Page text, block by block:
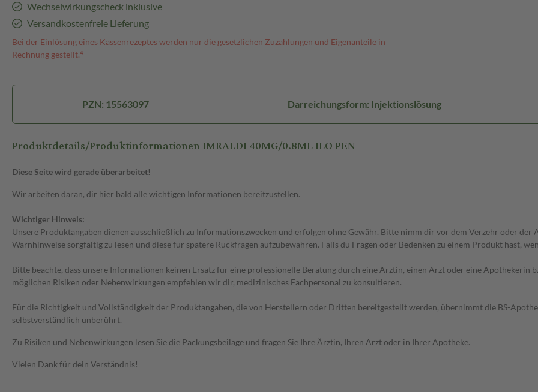
Wechselwirkungscheck inklusive
Versandkostenfreie Lieferung
Bei der Einlösung eines Kassenrezeptes werden nur die gesetzlichen Zuzahlungen und Eigenanteile in
Rechnung gestellt.⁴
PZN: 15563097 Darreichungsform: Injektionslösung
Produktdetails/Produktinformationen IMRALDI 40MG/0.8ML ILO PEN
Diese Seite wird gerade überarbeitet!
Wir arbeiten daran, dir hier bald alle wichtigen Informationen bereitzustellen.
Wichtiger Hinweis:
Unsere Produktangaben dienen ausschließlich zu Informationszwecken und erfolgen ohne Gewähr. Bitte nimm dir vor dem Verzehr oder
Warnhinweise sorgfältig zu lesen und diese für spätere Rückfragen aufzubewahren. Falls du Fragen oder Bedenken zu einem Produkt hast,
Bitte beachte, dass unsere Informationen keinen Ersatz für eine professionelle Beratung durch eine Ärztin, einen Arzt oder eine Apothekerin
möglichen Risiken oder Nebenwirkungen empfehlen wir dir, medizinisches Fachpersonal zu konsultieren.
Für die Richtigkeit und Vollständigkeit der Produktangaben, die von Herstellern oder Dritten bereitgestellt werden, übernimmt die BS-
selbstverständlich unberührt.
Zu Risiken und Nebenwirkungen lesen Sie die Packungsbeilage und fragen Sie Ihre Ärztin, Ihren Arzt oder in Ihrer Apotheke.
Vielen Dank für dein Verständnis!